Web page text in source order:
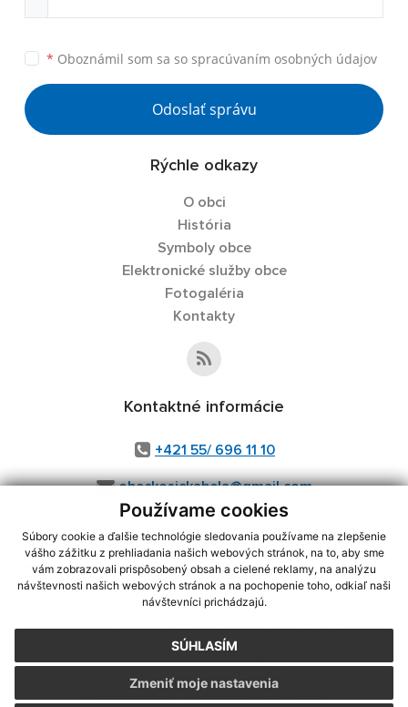
Používame cookies
Súbory cookie a ďalšie technológie sledovania používame na zlepšenie
vášho zážitku z prehliadania našich webových stránok, na to, aby sme
vám zobrazovali prispôsobený obsah a cielené reklamy, na analýzu
návštevnosti našich webových stránok a na pochopenie toho, odkiaľ naši
návštevníci prichádzajú.
SÚHLASÍM
Zmeniť moje nastavenia
* Oboznámil som sa so spracúvaním osobných údajov
Odoslať správu
Rýchle odkazy
O obci
História
Symboly obce
Elektronické služby obce
Fotogaléria
Kontakty
Kontaktné informácie
+421 55/ 696 11 10
obeckosickabela@gmail.com
využite možnosť získavania aktuálnych informácií s využitím RSS
CMS systém (redakčný) systém ECHELON 2,Mapa stránok,web portál
webex.digital, s.r.o.,domény,registrácia domény
Posledná aktualizácia:06.08.2026
Vytlačiť stránku|Vyhlásenie o prístupnosti